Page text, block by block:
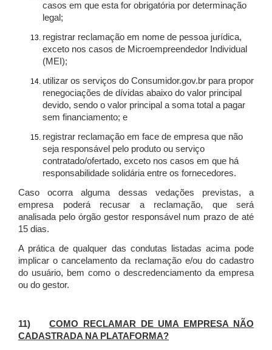
casos em que esta for obrigatória por determinação
legal;
registrar reclamação em nome de pessoa jurídica,
exceto nos casos de Microempreendedor Individual
(MEI);
utilizar os serviços do Consumidor.gov.br para propor
renegociações de dívidas abaixo do valor principal
devido, sendo o valor principal a soma total a pagar
sem financiamento; e
registrar reclamação em face de empresa que não
seja responsável pelo produto ou serviço
contratado/ofertado, exceto nos casos em que há
responsabilidade solidária entre os fornecedores.
Caso ocorra alguma dessas vedações previstas, a
empresa poderá recusar a reclamação, que será
analisada pelo órgão gestor responsável num prazo de até
15 dias.
A prática de qualquer das condutas listadas acima pode
implicar o cancelamento da reclamação e/ou do cadastro
do usuário, bem como o descredenciamento da empresa
ou do gestor.
11)COMO RECLAMAR DE UMA EMPRESA NÃO
CADASTRADA NA PLATAFORMA?